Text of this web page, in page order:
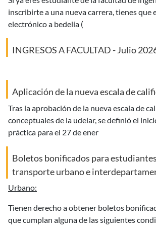
inscribirte a una nueva carrera, tienes que
electrónico a bedelía (
INGRESOS A FACULTAD - Julio
Aplicación de la nueva escala de
tras la aprobación de la nueva escala de calificaciones
conceptuales de la udelar, se definió el
práctica para el 27 de ener
Boletos bonificados para
transporte urbano e
urbano:
tienen derecho a obtener boletos bonificados los estudiantes
que cumplan alguna de las siguientes